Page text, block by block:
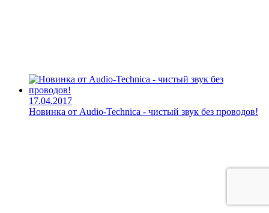
17.04.2017
Новинка от Audio-Technica - чистый звук без проводов!